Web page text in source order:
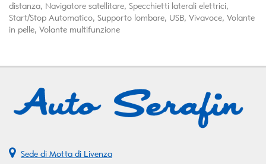
distanza, Navigatore satellitare, Specchietti laterali elettrici,
Start/Stop Automatico, Supporto lombare, USB, Vivavoce, Volante
in pelle, Volante multifunzione
Sede di Motta di Livenza